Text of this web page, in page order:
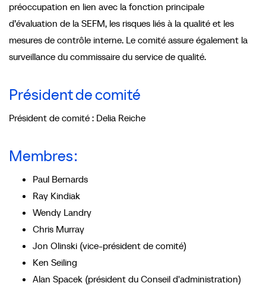
préoccupation en lien avec la fonction principale
d’évaluation de la SEFM, les risques liés à la qualité et les
mesures de contrôle interne. Le comité assure également la
surveillance du commissaire du service de qualité.
Président de comité
Président de comité : Delia Reiche
Membres :
Paul Bernards
Ray Kindiak
Wendy Landry
Chris Murray
Jon Olinski (vice-président de comité)
Ken Seiling
Alan Spacek (président du Conseil d'administration)